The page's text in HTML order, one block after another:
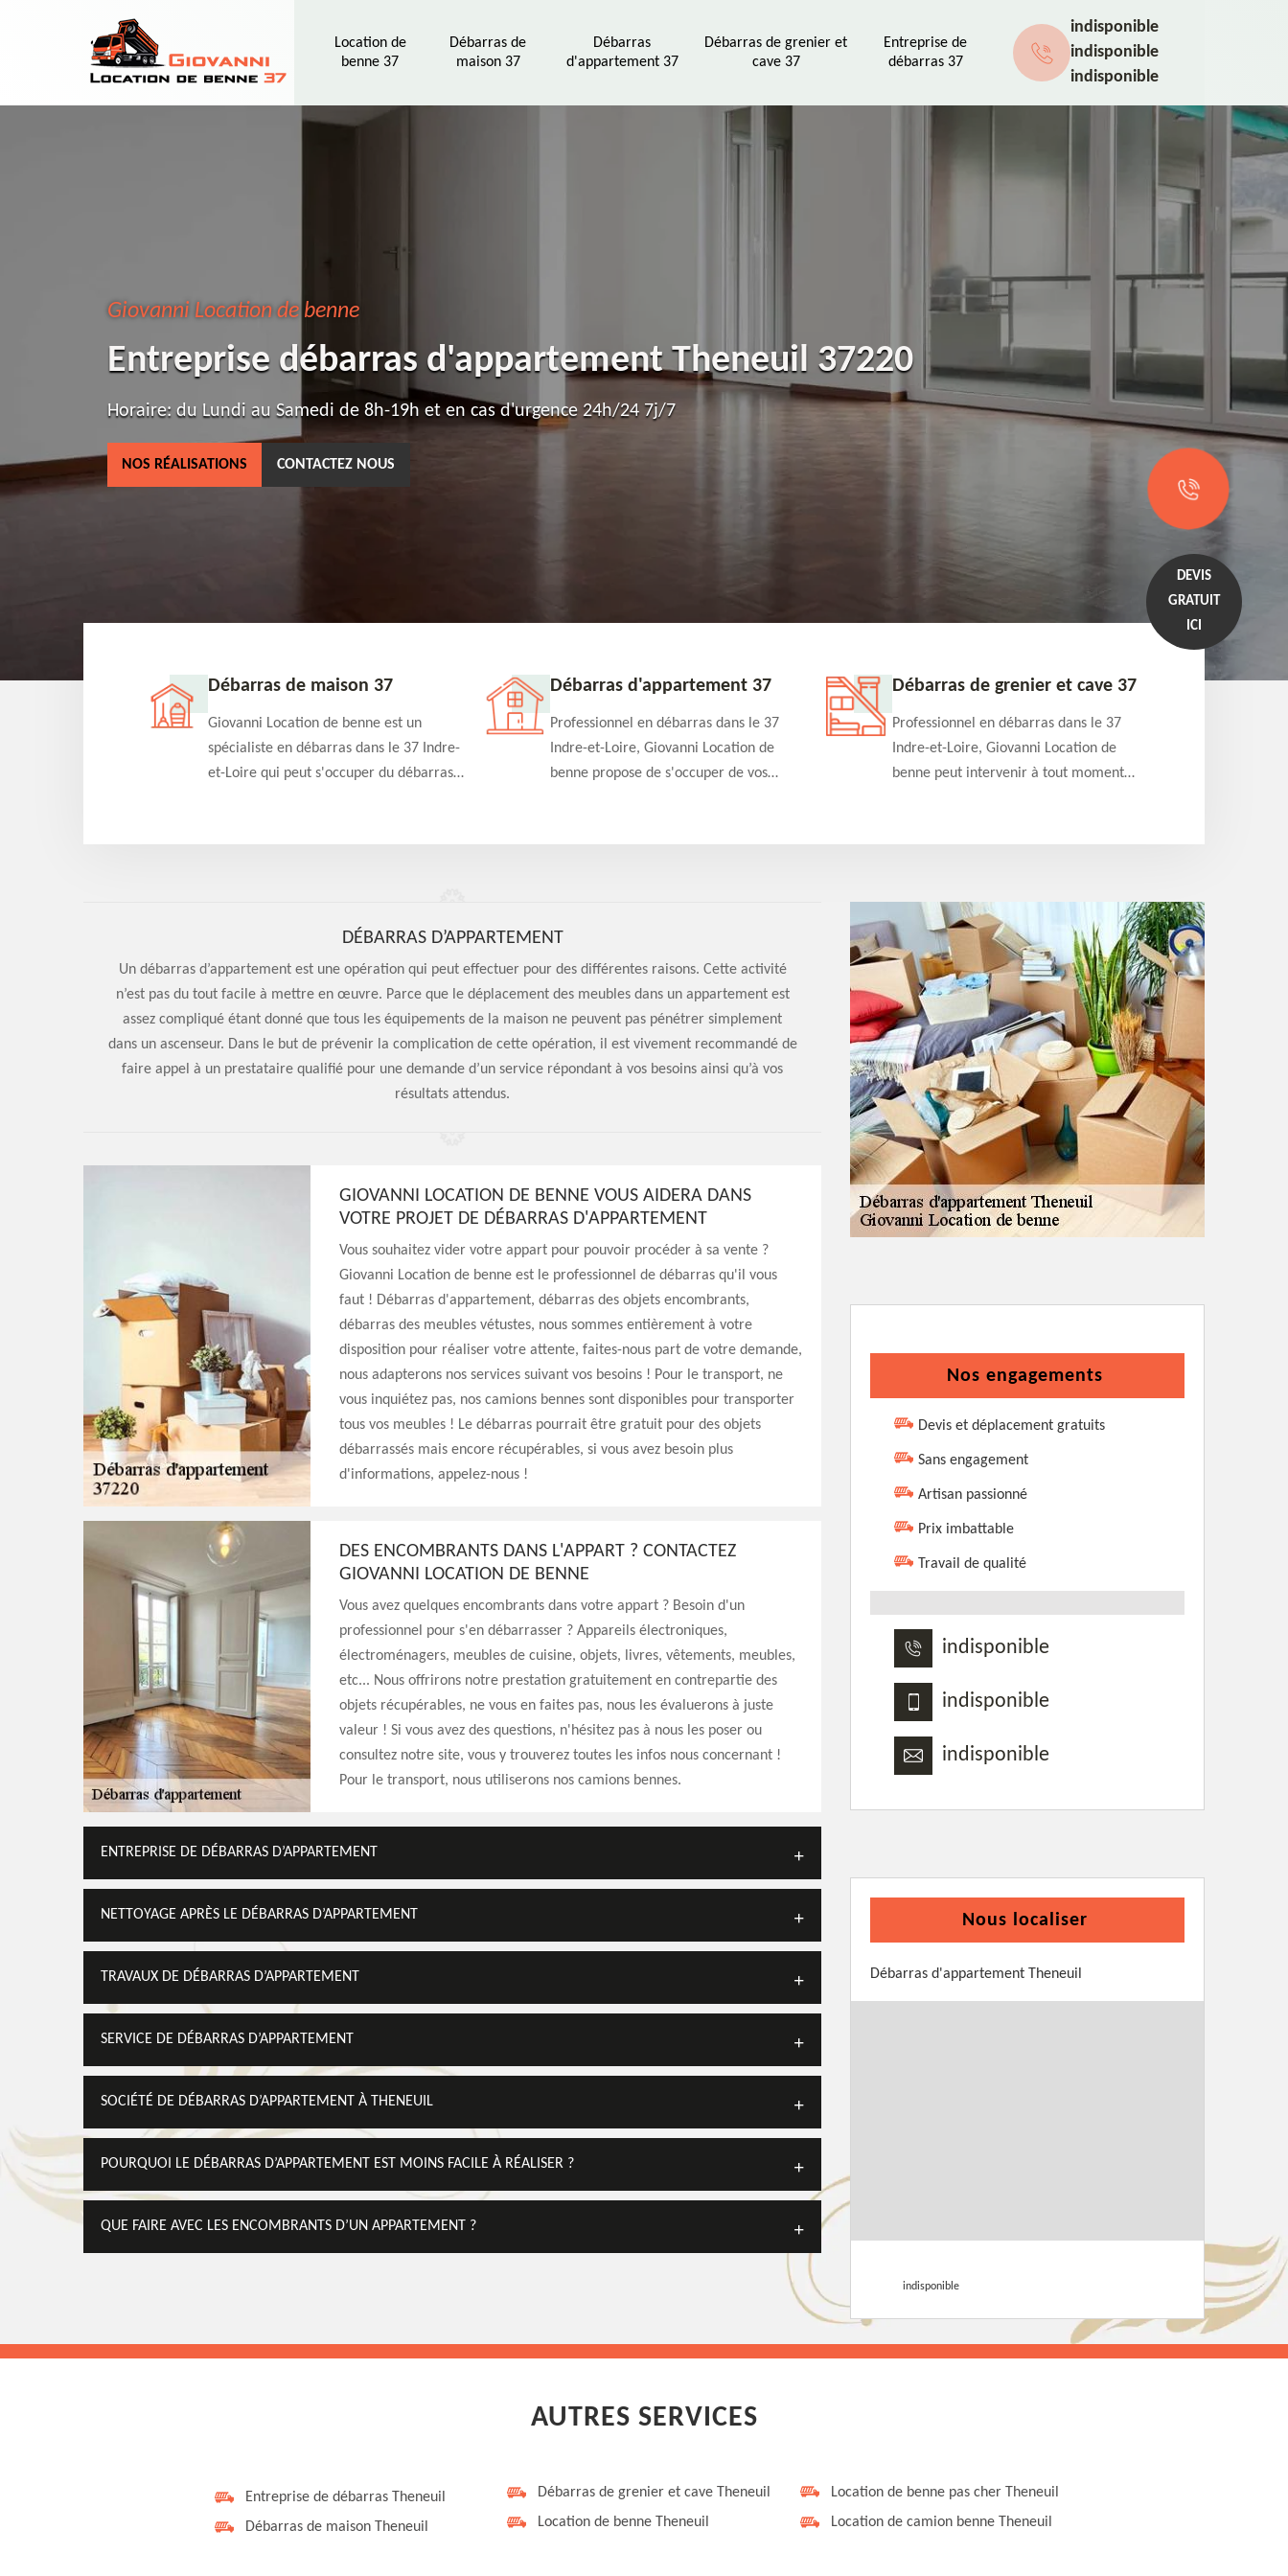
Location de
benne 37
Débarras de
maison 37
Débarras
d'appartement 37
Débarras de grenier et
cave 37
Entreprise de
débarras 37
indisponible
indisponible
indisponible
Giovanni Location de benne
Entreprise débarras d'appartement Theneuil 37220
Horaire: du Lundi au Samedi de 8h-19h et en cas d'urgence 24h/24 7j/7
NOS RÉALISATIONS CONTACTEZ NOUS
DEVIS
GRATUIT
ICI
37 Débarras de maison 37
Giovanni Location de benne est un
spécialiste en débarras dans le 37 Indre-
et-Loire qui peut s'occuper du débarras
et efficace
Débarras d'appartement 37
Professionnel en débarras dans le 37
Indre-et-Loire, Giovanni Location de
benne propose de s'occuper de vos
qualité en toute circonstance
Débarras de grenier et cave 37
Professionnel en débarras dans le 37
Indre-et-Loire, Giovanni Location de
benne peut intervenir à tout moment
détaillé offert
DÉBARRAS D’APPARTEMENT
Un débarras d’appartement est une opération qui peut effectuer pour des différentes raisons. Cette activité
n’est pas du tout facile à mettre en œuvre. Parce que le déplacement des meubles dans un appartement est
assez compliqué étant donné que tous les équipements de la maison ne peuvent pas pénétrer simplement
dans un ascenseur. Dans le but de prévenir la complication de cette opération, il est vivement recommandé de
faire appel à un prestataire qualifié pour une demande d’un service répondant à vos besoins ainsi qu’à vos
résultats attendus.
GIOVANNI LOCATION DE BENNE VOUS AIDERA DANS
VOTRE PROJET DE DÉBARRAS D'APPARTEMENT
Vous souhaitez vider votre appart pour pouvoir procéder à sa vente ?
Giovanni Location de benne est le professionnel de débarras qu'il vous
faut ! Débarras d'appartement, débarras des objets encombrants,
débarras des meubles vétustes, nous sommes entièrement à votre
disposition pour réaliser votre attente, faites-nous part de votre demande,
nous adapterons nos services suivant vos besoins ! Pour le transport, ne
vous inquiétez pas, nos camions bennes sont disponibles pour transporter
tous vos meubles ! Le débarras pourrait être gratuit pour des objets
débarrassés mais encore récupérables, si vous avez besoin plus
d'informations, appelez-nous !
DES ENCOMBRANTS DANS L'APPART ? CONTACTEZ
GIOVANNI LOCATION DE BENNE
Vous avez quelques encombrants dans votre appart ? Besoin d'un
professionnel pour s'en débarrasser ? Appareils électroniques,
électroménagers, meubles de cuisine, objets, livres, vêtements, meubles,
etc... Nous offrirons notre prestation gratuitement en contrepartie des
objets récupérables, ne vous en faites pas, nous les évaluerons à juste
valeur ! Si vous avez des questions, n'hésitez pas à nous les poser ou
consultez notre site, vous y trouverez toutes les infos nous concernant !
Pour le transport, nous utiliserons nos camions bennes.
ENTREPRISE DE DÉBARRAS D’APPARTEMENT
NETTOYAGE APRÈS LE DÉBARRAS D’APPARTEMENT
TRAVAUX DE DÉBARRAS D’APPARTEMENT
SERVICE DE DÉBARRAS D’APPARTEMENT
SOCIÉTÉ DE DÉBARRAS D’APPARTEMENT À THENEUIL
POURQUOI LE DÉBARRAS D’APPARTEMENT EST MOINS FACILE À RÉALISER ?
QUE FAIRE AVEC LES ENCOMBRANTS D’UN APPARTEMENT ?
Nos engagements
Devis et déplacement gratuits
Sans engagement
Artisan passionné
Prix imbattable
Travail de qualité
indisponible
indisponible
indisponible
Nous localiser
Débarras d'appartement Theneuil
indisponible
AUTRES SERVICES
Entreprise de débarras Theneuil
Débarras de maison Theneuil
Débarras de grenier et cave Theneuil
Location de benne Theneuil
Location de benne pas cher Theneuil
Location de camion benne Theneuil